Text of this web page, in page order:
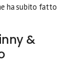
ha subito fatto
&